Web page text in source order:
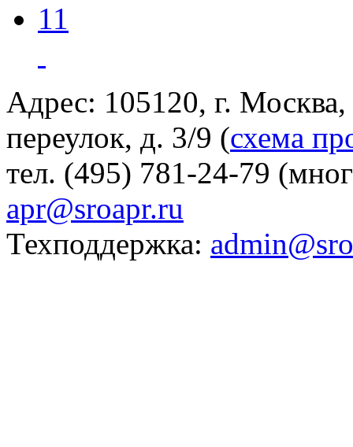
11
Адрес: 105120, г.
переулок, д. 3/9 (схема
тел. (495) 781-24-79
apr@sroapr.ru
Техподдержка: